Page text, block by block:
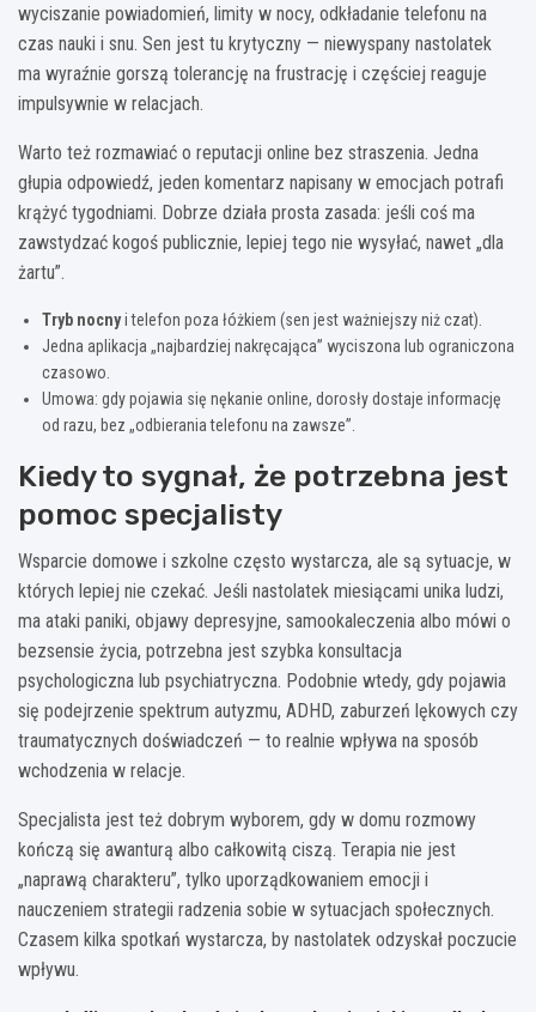
wyciszanie powiadomień, limity w nocy, odkładanie telefonu na
czas nauki i snu. Sen jest tu krytyczny — niewyspany nastolatek
ma wyraźnie gorszą tolerancję na frustrację i częściej reaguje
impulsywnie w relacjach.
Warto też rozmawiać o reputacji online bez straszenia. Jedna
głupia odpowiedź, jeden komentarz napisany w emocjach potrafi
krążyć tygodniami. Dobrze działa prosta zasada: jeśli coś ma
zawstydzać kogoś publicznie, lepiej tego nie wysyłać, nawet „dla
żartu”.
Tryb nocnyi telefon poza łóżkiem (sen jest ważniejszy niż czat).
Jedna aplikacja „najbardziej nakręcająca” wyciszona lub ograniczona
czasowo.
Umowa: gdy pojawia się nękanie online, dorosły dostaje informację
od razu, bez „odbierania telefonu na zawsze”.
Kiedy to sygnał, że potrzebna jest
pomoc specjalisty
Wsparcie domowe i szkolne często wystarcza, ale są sytuacje, w
których lepiej nie czekać. Jeśli nastolatek miesiącami unika ludzi,
ma ataki paniki, objawy depresyjne, samookaleczenia albo mówi o
bezsensie życia, potrzebna jest szybka konsultacja
psychologiczna lub psychiatryczna. Podobnie wtedy, gdy pojawia
się podejrzenie spektrum autyzmu, ADHD, zaburzeń lękowych czy
traumatycznych doświadczeń — to realnie wpływa na sposób
wchodzenia w relacje.
Specjalista jest też dobrym wyborem, gdy w domu rozmowy
kończą się awanturą albo całkowitą ciszą. Terapia nie jest
„naprawą charakteru”, tylko uporządkowaniem emocji i
nauczeniem strategii radzenia sobie w sytuacjach społecznych.
Czasem kilka spotkań wystarcza, by nastolatek odzyskał poczucie
wpływu.